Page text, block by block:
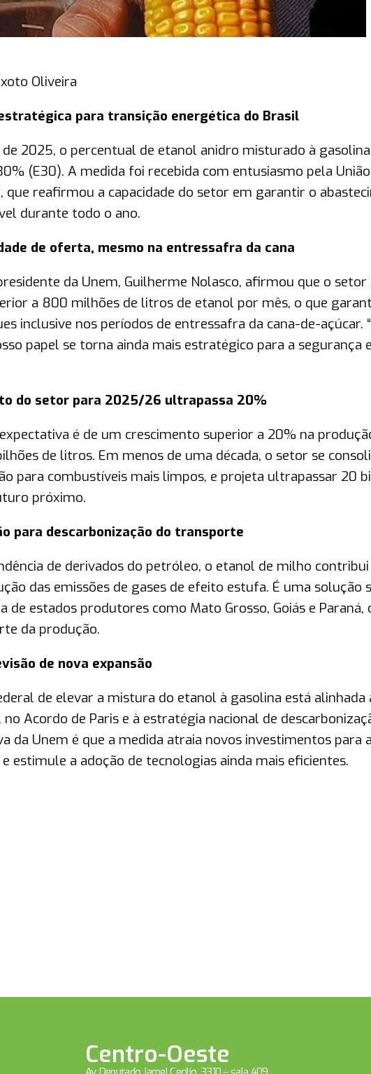
Oliveira
para transição energética do Brasil
2025, o percentual de etanol anidro misturado à gasolina
(E30). A medida foi recebida com entusiasmo pela
que reafirmou a capacidade do setor em garantir o
durante todo o ano.
de oferta, mesmo na entressafra da cana
da Unem, Guilherme Nolasco, afirmou que o setor
a 800 milhões de litros de etanol por mês, o que
inclusive nos períodos de entressafra da cana-de-açúcar.
papel se torna ainda mais estratégico para a segurança
do setor para 2025/26 ultrapassa 20%
é de um crescimento superior a 20% na
de litros. Em menos de uma década, o setor se
para combustíveis mais limpos, e projeta ultrapassar 20
próximo.
para descarbonização do transporte
de derivados do petróleo, o etanol de milho contribui
das emissões de gases de efeito estufa. É uma solução
de estados produtores como Mato Grosso, Goiás e Paraná,
da produção.
de nova expansão
de elevar a mistura do etanol à gasolina está alinhada
Acordo de Paris e à estratégia nacional de
da Unem é que a medida atraia novos investimentos para
estimule a adoção de tecnologias ainda mais eficientes.
Centro-Oeste